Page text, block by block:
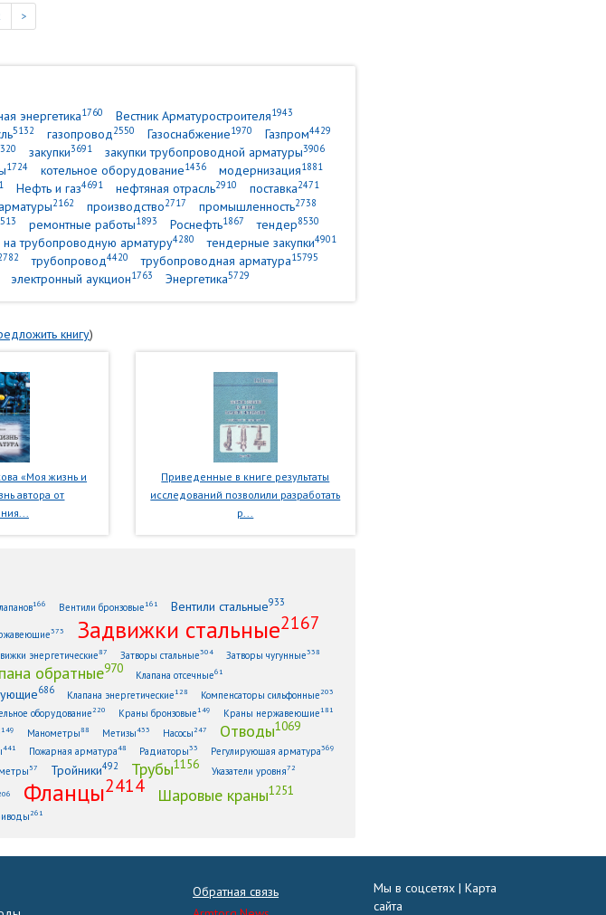
>
энергетика1760 Вестник Арматуростроителя1943
5132 газопровод2550 Газоснабжение1970 Газпром4429
закупки3691 закупки трубопроводной арматуры3906
1724 котельное оборудование1436 модернизация1881
Нефть и газ4691 нефтяная отрасль2910 поставка2471
2162 производство2717 промышленность2738
ремонтные работы1893 Роснефть1867 тендер8530
трубопроводную арматуру4280 тендерные закупки4901
трубопровод4420 трубопроводная арматура15795
электронный аукцион1763 Энергетика5729
книгу)
«Моя жизнь и
автора от
Приведенные в книге результаты
исследований позволили разработать
р...
166 Вентили бронзовые161 Вентили стальные933
373 Задвижки стальные2167
энергетические87 Затворы стальные304 Затворы чугунные338
обратные970 Клапана отсечные61
686 Клапана энергетические128 Компенсаторы сильфонные203
оборудование220 Краны бронзовые149 Краны нержавеющие181
149 Манометры88 Метизы433 Насосы247 Отводы1069
441 Пожарная арматура48 Радиаторы33 Регулирующая арматура369
57 Тройники492 Трубы1156 Указатели уровня72
Фланцы2414 Шаровые краны1251
261
Обратная связь
Мы в соцсетях | Карта
сайта